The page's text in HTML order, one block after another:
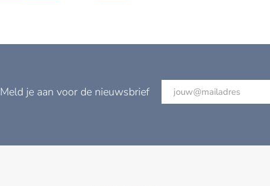
Meld je aan voor de nieuwsbrief